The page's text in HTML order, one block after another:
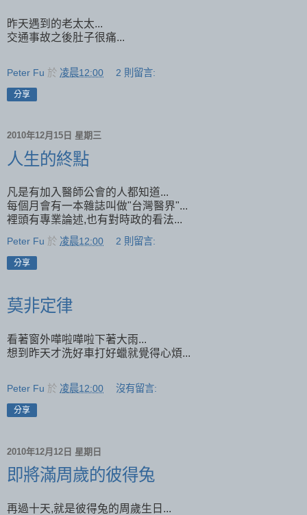
昨天遇到的老太太...
交通事故之後肚子很痛...
Peter Fu 於 凌晨12:00 2 則留言:
分享
2010年12月15日 星期三
人生的終點
凡是有加入醫師公會的人都知道...
每個月會有一本雜誌叫做"台灣醫界"...
裡頭有專業論述,也有對時政的看法...
Peter Fu 於 凌晨12:00 2 則留言:
分享
莫非定律
看著窗外嘩啦嘩啦下著大雨...
想到昨天才洗好車打好蠟就覺得心煩...
Peter Fu 於 凌晨12:00 沒有留言:
分享
2010年12月12日 星期日
即將滿周歲的彼得兔
再過十天,就是彼得兔的周歲生日...